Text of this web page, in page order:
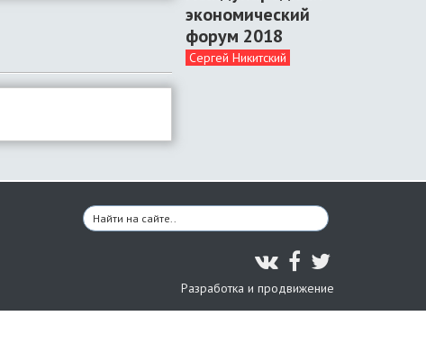
экономический
форум 2018
Сергей Никитский
Разработка и продвижение